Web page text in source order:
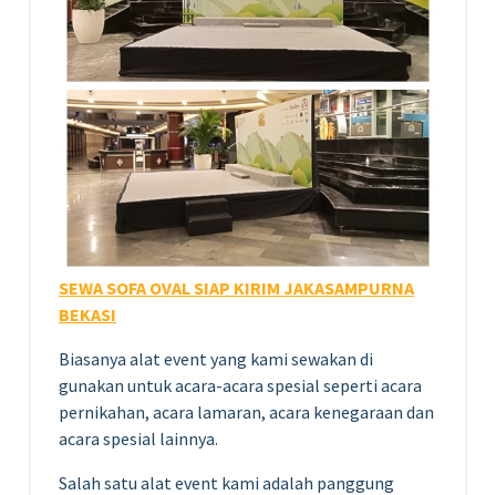
SEWA SOFA OVAL SIAP KIRIM JAKASAMPURNA
BEKASI
Biasanya alat event yang kami sewakan di
gunakan untuk acara-acara spesial seperti acara
pernikahan, acara lamaran, acara kenegaraan dan
acara spesial lainnya.
Salah satu alat event kami adalah panggung